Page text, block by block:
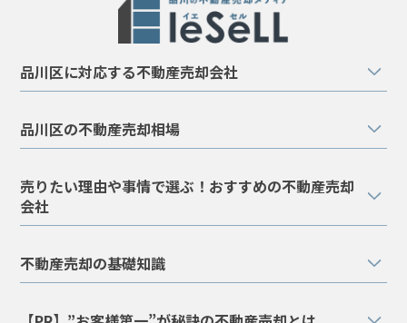
品川区に対応する不動産売却会社
品川区の不動産売却相場
売りたい理由や事情で選ぶ！おすすめの不動産売却
会社
不動産売却の基礎知識